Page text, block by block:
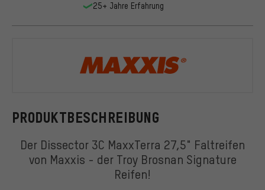
PRODUKTBESCHREIBUNG
Der Dissector 3C MaxxTerra 27,5" Faltreifen
von Maxxis - der Troy Brosnan Signature
Reifen!
25+ Jahre Erfahrung